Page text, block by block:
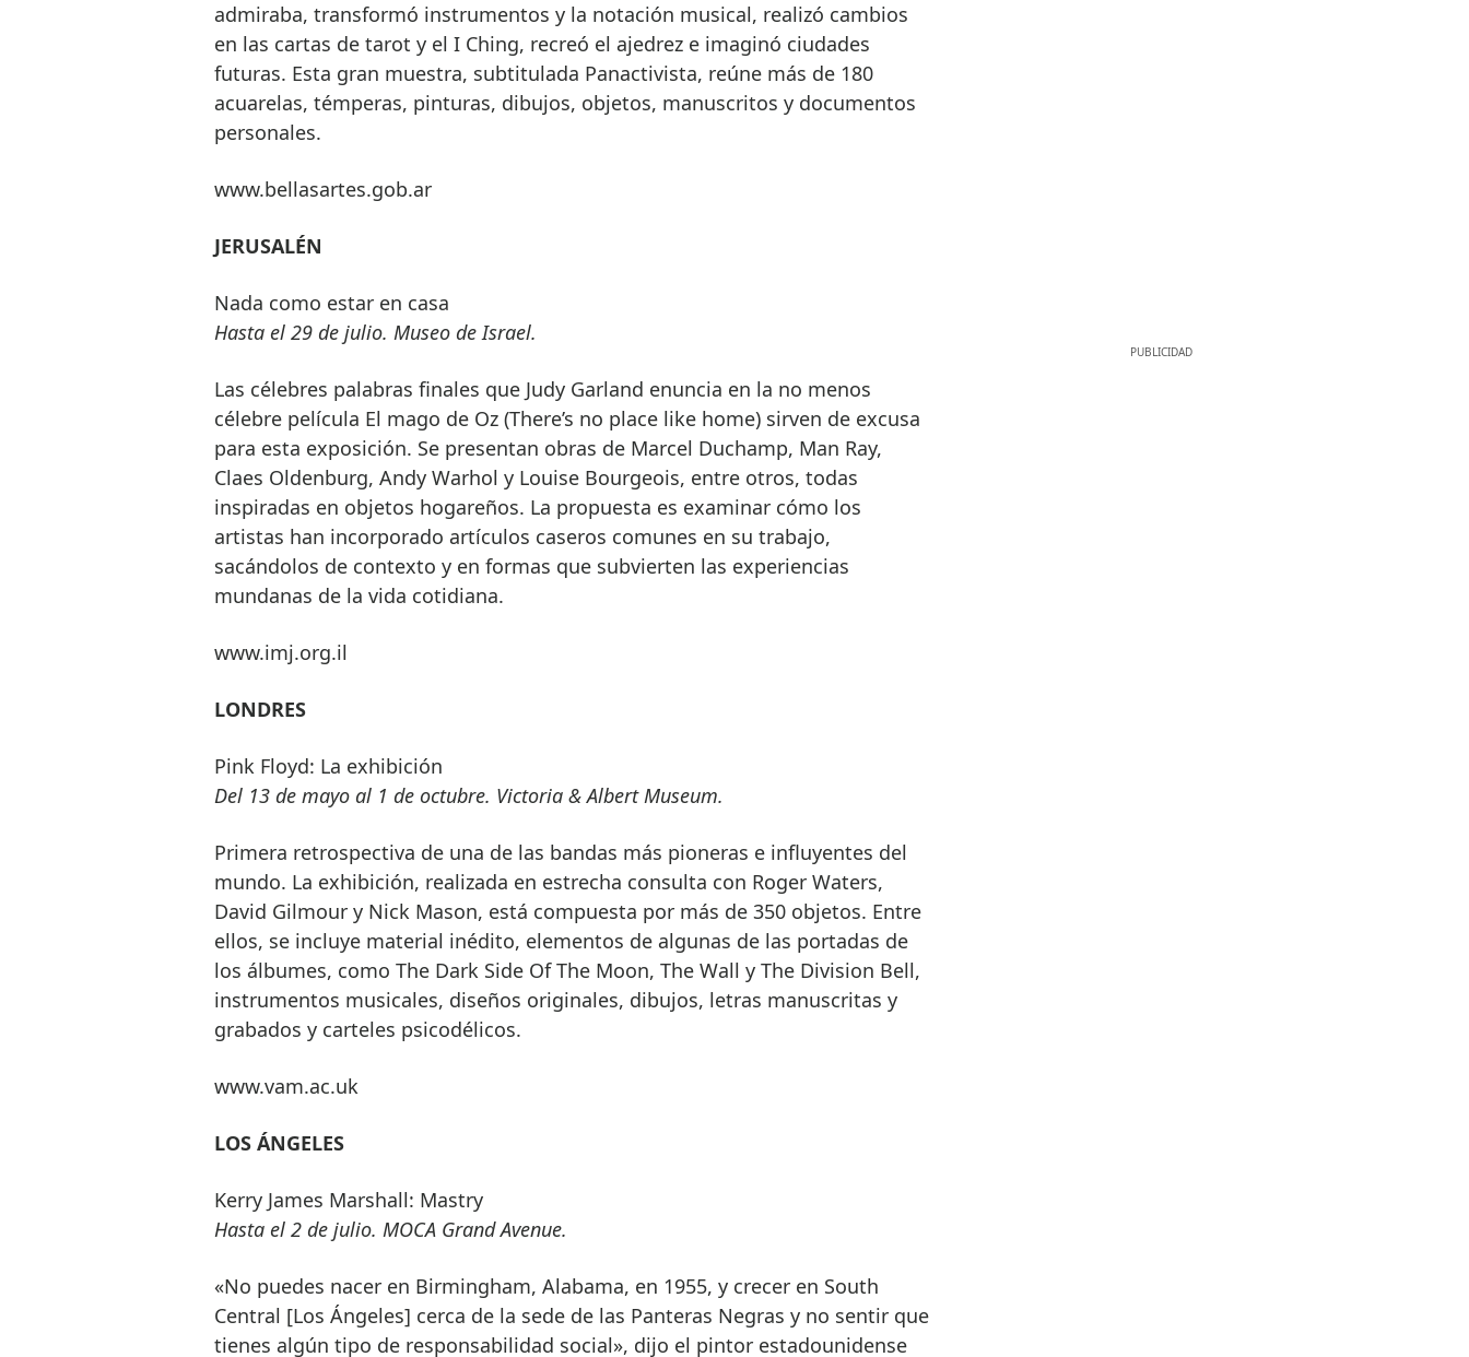
admiraba, transformó instrumentos y la notación musical, realizó cambios
en las cartas de tarot y el I Ching, recreó el ajedrez e imaginó ciudades
futuras. Esta gran muestra, subtitulada Panactivista, reúne más de 180
acuarelas, témperas, pinturas, dibujos, objetos, manuscritos y documentos
personales.
www.bellasartes.gob.ar
JERUSALÉN
Nada como estar en casa
Hasta el 29 de julio. Museo de Israel.
Las célebres palabras finales que Judy Garland enuncia en la no menos
célebre película El mago de Oz (There’s no place like home) sirven de excusa
para esta exposición. Se presentan obras de Marcel Duchamp, Man Ray,
Claes Oldenburg, Andy Warhol y Louise Bourgeois, entre otros, todas
inspiradas en objetos hogareños. La propuesta es examinar cómo los
artistas han incorporado artículos caseros comunes en su trabajo,
sacándolos de contexto y en formas que subvierten las experiencias
mundanas de la vida cotidiana.
www.imj.org.il
LONDRES
Pink Floyd: La exhibición
Del 13 de mayo al 1 de octubre. Victoria & Albert Museum.
Primera retrospectiva de una de las bandas más pioneras e influyentes del
mundo. La exhibición, realizada en estrecha consulta con Roger Waters,
David Gilmour y Nick Mason, está compuesta por más de 350 objetos. Entre
ellos, se incluye material inédito, elementos de algunas de las portadas de
los álbumes, como The Dark Side Of The Moon, The Wall y The Division Bell,
instrumentos musicales, diseños originales, dibujos, letras manuscritas y
grabados y carteles psicodélicos.
www.vam.ac.uk
LOS ÁNGELES
Kerry James Marshall: Mastry
Hasta el 2 de julio. MOCA Grand Avenue.
«No puedes nacer en Birmingham, Alabama, en 1955, y crecer en South
Central [Los Ángeles] cerca de la sede de las Panteras Negras y no sentir que
tienes algún tipo de responsabilidad social», dijo el pintor estadounidense